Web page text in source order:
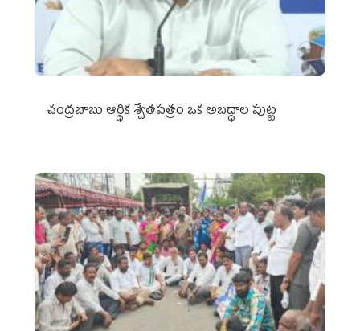
చంద్రబాబు ఆర్థిక శ్వేతపత్రం ఒక అబద్ధాల పుట్ట